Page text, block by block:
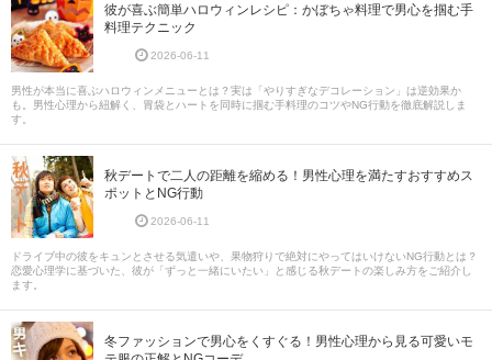
彼が喜ぶ簡単ハロウィンレシピ：かぼちゃ料理で男心を掴む手
料理テクニック
2026-06-11
男性が本当に喜ぶハロウィンメニューとは？実は「やりすぎなデコレーション」は逆効果か
も。男性心理から紐解く、胃袋とハートを同時に掴む手料理のコツやNG行動を徹底解説しま
す。
秋デートで二人の距離を縮める！男性心理を満たすおすすめス
ポットとNG行動
2026-06-11
ドライブ中の彼をキュンとさせる気遣いや、果物狩りで絶対にやってはいけないNG行動とは？
恋愛心理学に基づいた、彼が「ずっと一緒にいたい」と感じる秋デートの楽しみ方をご紹介し
ます。
冬ファッションで男心をくすぐる！男性心理から見る可愛いモ